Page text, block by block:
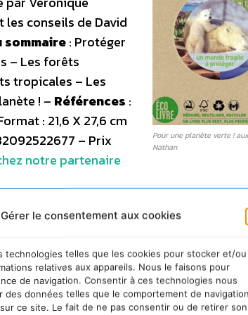
Gérer le consentement aux cookies
technologies telles que les cookies pour stocker et/ou
relatives aux appareils. Nous le faisons pour
de navigation. Consentir à ces technologies nous
des données telles que le comportement de navigation
ce site. Le fait de ne pas consentir ou de retirer son
Pour une planète verte !
Nathan
les conseils de David
sommaire: Protéger
– Les forêts
tropicales – Les
! – Références :
: 21,6 X 27,6 cm
– Prix
notre partenaire
l’ouvrage écologiquement
FSC, ce qui veut dire qu’il provient
recycle 91% de l’eau utilisée